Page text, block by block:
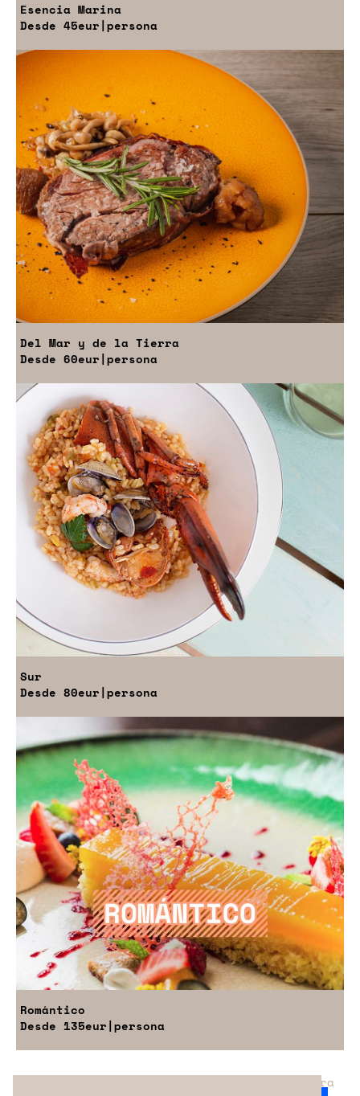
Esencia Marina
Desde 45eur|persona
Del Mar y de la Tierra
Desde 60eur|persona
Sur
Desde 80eur|persona
Romántico
Desde 135eur|persona
¿No has encontrado el servicio perfecto para